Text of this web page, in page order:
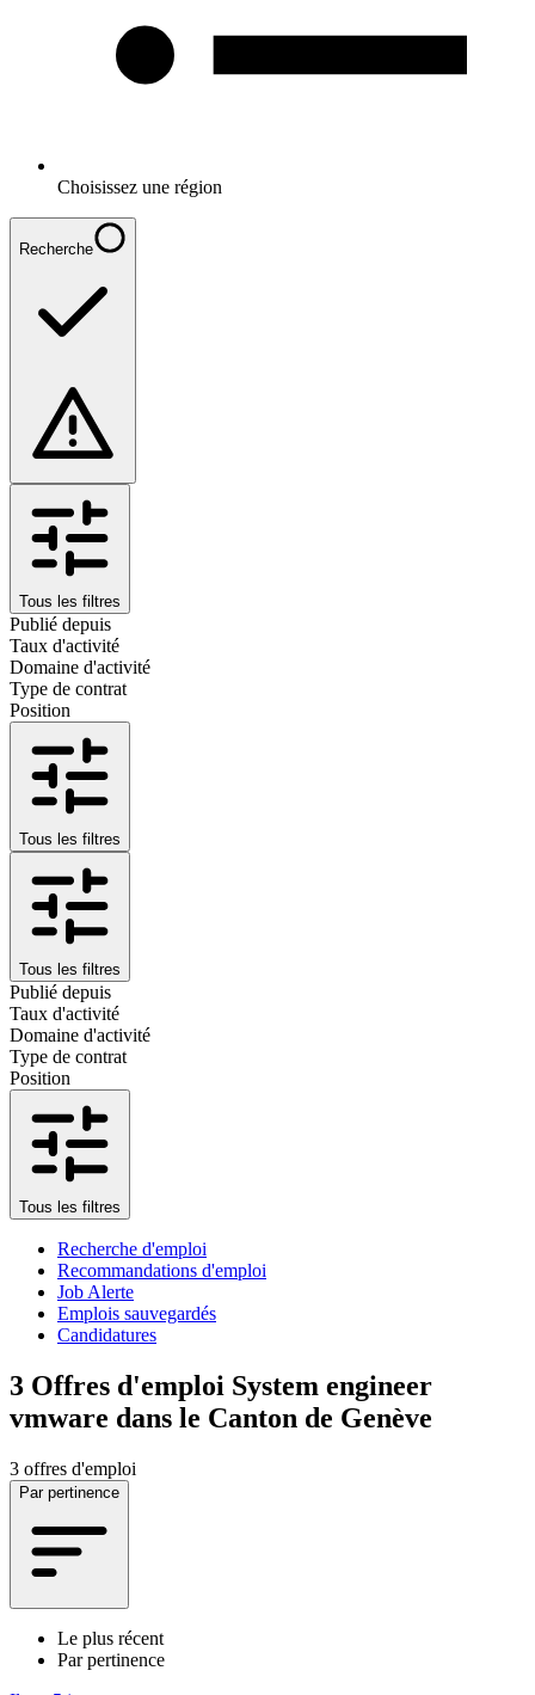
Choisissez une région
Recherche
Tous les filtres
Publié depuis
Taux d'activité
Domaine d'activité
Type de contrat
Position
Tous les filtres
Tous les filtres
Publié depuis
Taux d'activité
Domaine d'activité
Type de contrat
Position
Tous les filtres
Recherche d'emploi
Recommandations d'emploi
Job Alerte
Emplois sauvegardés
Candidatures
3 Offres d'emploi System engineer
vmware dans le Canton de Genève
3 offres d'emploi
Par pertinence
Le plus récent
Par pertinence